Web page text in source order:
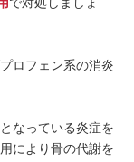
ロフェン系の消炎
なっている炎症を
により骨の代謝を